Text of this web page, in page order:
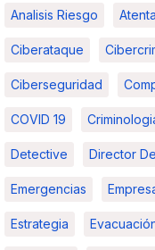
Analisis Riesgo
Ciberataque
Ciberseguridad
COVID 19
Detective Director
Emergencias
Estrategia